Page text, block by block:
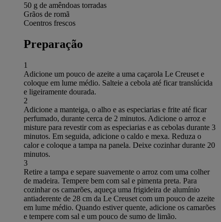
50 g de amêndoas torradas
Grãos de romã
Coentros frescos
Preparação
1
Adicione um pouco de azeite a uma caçarola Le Creuset e
coloque em lume médio. Salteie a cebola até ficar translúcida
e ligeiramente dourada.
2
Adicione a manteiga, o alho e as especiarias e frite até ficar
perfumado, durante cerca de 2 minutos. Adicione o arroz e
misture para revestir com as especiarias e as cebolas durante 3
minutos. Em seguida, adicione o caldo e mexa. Reduza o
calor e coloque a tampa na panela. Deixe cozinhar durante 20
minutos.
3
Retire a tampa e separe suavemente o arroz com uma colher
de madeira. Tempere bem com sal e pimenta preta. Para
cozinhar os camarões, aqueça uma frigideira de alumínio
antiaderente de 28 cm da Le Creuset com um pouco de azeite
em lume médio. Quando estiver quente, adicione os camarões
e tempere com sal e um pouco de sumo de limão.